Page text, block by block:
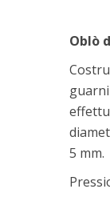
Oblò
5 mm.